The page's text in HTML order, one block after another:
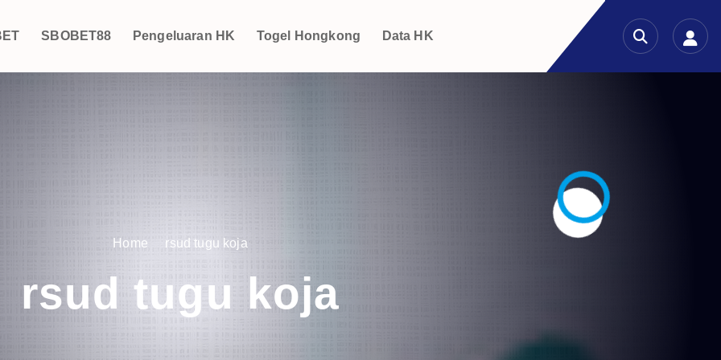
SBOBET88 Pengeluaran HK Togel Hongkong Data HK
Home rsud tugu koja
rsud tugu koja